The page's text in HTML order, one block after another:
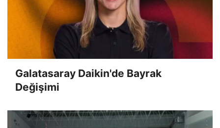
Galatasaray Daikin'de Bayrak
Değişimi